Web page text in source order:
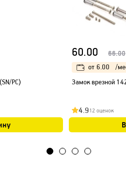
PC)
60.00 66.00
от 6.00
/
Замок врезной
4.912 оценок